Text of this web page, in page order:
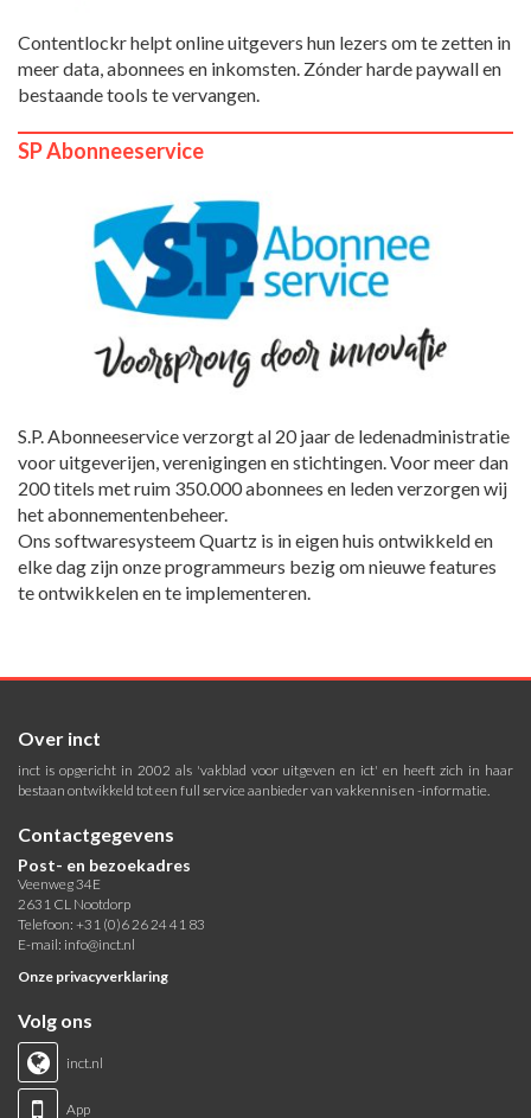
Contentlockr helpt online uitgevers hun lezers om te zetten in
meer data, abonnees en inkomsten. Zónder harde paywall en
bestaande tools te vervangen.
SP Abonneeservice
S.P. Abonneeservice verzorgt al 20 jaar de ledenadministratie
voor uitgeverijen, verenigingen en stichtingen. Voor meer dan
200 titels met ruim 350.000 abonnees en leden verzorgen wij
het abonnementenbeheer.
Ons softwaresysteem Quartz is in eigen huis ontwikkeld en
elke dag zijn onze programmeurs bezig om nieuwe features
te ontwikkelen en te implementeren.
Over inct
inct is opgericht in 2002 als 'vakblad voor uitgeven en ict' en heeft zich in haar
bestaan ontwikkeld tot een full service aanbieder van vakkennis en -informatie.
Contactgegevens
Post- en bezoekadres
Veenweg 34E
2631 CL Nootdorp
Telefoon: +31 (0)6 26 24 41 83
E-mail: info@inct.nl
Onze privacyverklaring
Volg ons
inct.nl
App